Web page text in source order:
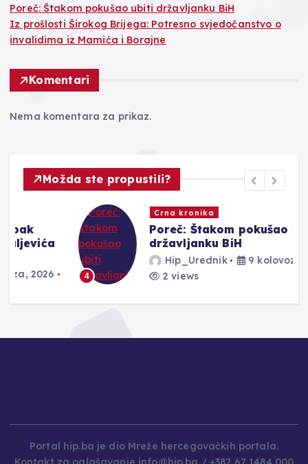
Poreč: Štakom pokušao ubiti državljanku BiH
Iz prošlosti Širokog Brijega: Potresno svjedočanstvo o
invalidima iz Mamića i Borajne
Komentari
Nema komentara za prikaz.
Možda ste propustili?
4
Crna kronika
Poreč: Štakom pokušao ubiti
državljanku BiH
Hip_Urednik
9 kolovoza, 2026
2 views
Portal hip.ba je dio Mreže hercegovačkih portala.
Kontakt za oglašavanje info@hip.ba / +387 67 1484 000